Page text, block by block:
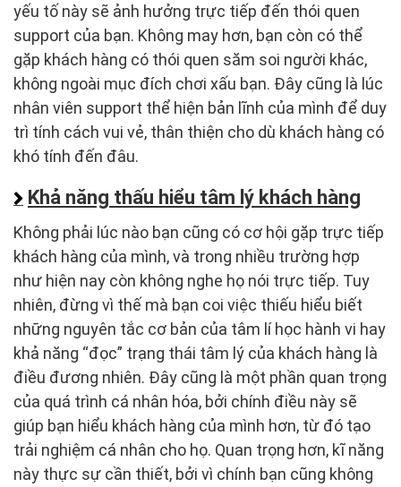
yếu tố này sẽ ảnh hưởng trực tiếp đến thói quen
support của bạn. Không may hơn, bạn còn có thể
gặp khách hàng có thói quen săm soi người khác,
không ngoài mục đích chơi xấu bạn. Đây cũng là lúc
nhân viên support thể hiện bản lĩnh của mình để duy
trì tính cách vui vẻ, thân thiện cho dù khách hàng có
khó tính đến đâu.
Khả năng thấu hiểu tâm lý khách hàng
Không phải lúc nào bạn cũng có cơ hội gặp trực tiếp
khách hàng của mình, và trong nhiều trường hợp
như hiện nay còn không nghe họ nói trực tiếp. Tuy
nhiên, đừng vì thế mà bạn coi việc thiếu hiểu biết
những nguyên tắc cơ bản của tâm lí học hành vi hay
khả năng “đọc” trạng thái tâm lý của khách hàng là
điều đương nhiên. Đây cũng là một phần quan trọng
của quá trình cá nhân hóa, bởi chính điều này sẽ
giúp bạn hiểu khách hàng của mình hơn, từ đó tạo
trải nghiệm cá nhân cho họ. Quan trọng hơn, kĩ năng
này thực sự cần thiết, bởi vì chính bạn cũng không